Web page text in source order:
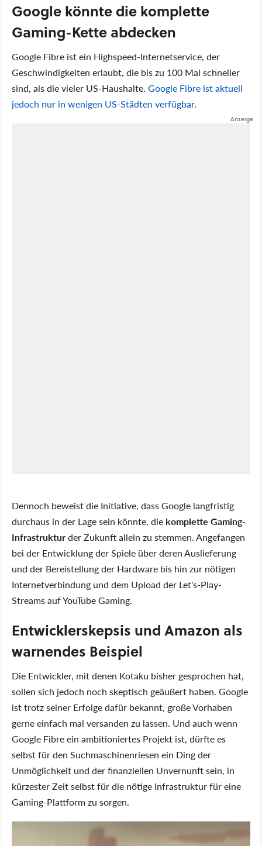
Google könnte die komplette
Gaming-Kette abdecken
Google Fibre ist ein Highspeed-Internetservice, der
Geschwindigkeiten erlaubt, die bis zu 100 Mal schneller
sind, als die vieler US-Haushalte. Google Fibre ist aktuell
jedoch nur in wenigen US-Städten verfügbar.
Dennoch beweist die Initiative, dass Google langfristig
durchaus in der Lage sein könnte, die komplette Gaming-
Infrastrukturder Zukunft allein zu stemmen. Angefangen
bei der Entwicklung der Spiele über deren Auslieferung
und der Bereistellung der Hardware bis hin zur nötigen
Internetverbindung und dem Upload der Let's-Play-
Streams auf YouTube Gaming.
Entwicklerskepsis und Amazon als
warnendes Beispiel
Die Entwickler, mit denen Kotaku bisher gesprochen hat,
sollen sich jedoch noch skeptisch geäußert haben. Google
ist trotz seiner Erfolge dafür bekannt, große Vorhaben
gerne einfach mal versanden zu lassen. Und auch wenn
Google Fibre ein ambitioniertes Projekt ist, dürfte es
selbst für den Suchmaschinenriesen ein Ding der
Unmöglichkeit und der finanziellen Unvernunft sein, in
kürzester Zeit selbst für die nötige Infrastruktur für eine
Gaming-Plattform zu sorgen.